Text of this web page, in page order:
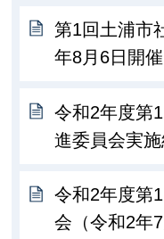
第1回土浦市
年8月6日開催
令和2年度第
進委員会実
令和2年度第
会（令和2年7